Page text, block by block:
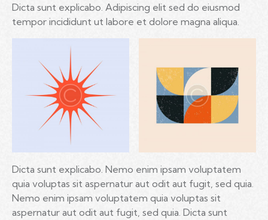
Dicta sunt explicabo. Adipiscing elit sed do eiusmod
tempor incididunt ut labore et dolore magna aliqua.
Dicta sunt explicabo. Nemo enim ipsam voluptatem
quia voluptas sit aspernatur aut odit aut fugit, sed quia.
Nemo enim ipsam voluptatem quia voluptas sit
aspernatur aut odit aut fugit, sed quia. Dicta sunt